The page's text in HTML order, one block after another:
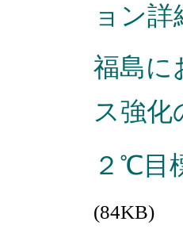
ョン詳
福島に
ス強化
２℃目
(84KB)